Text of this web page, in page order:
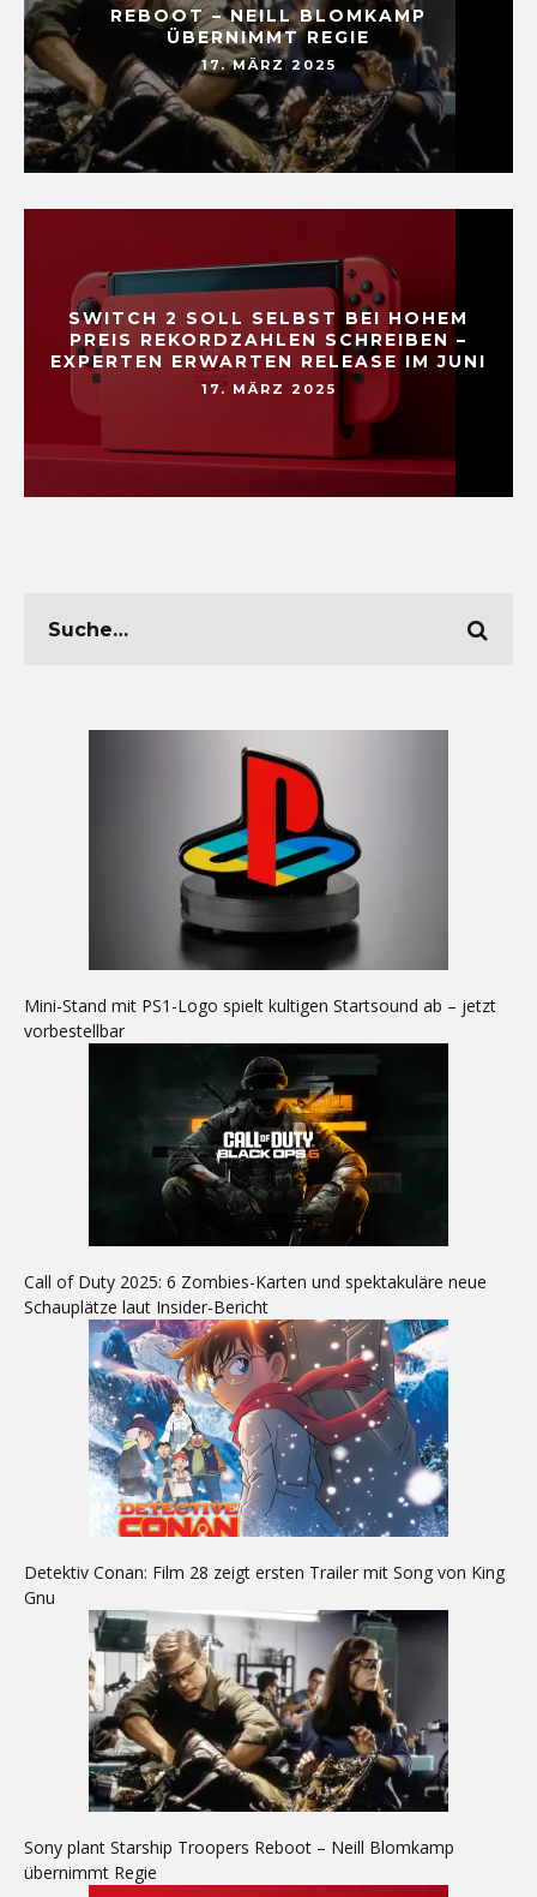
REBOOT – NEILL BLOMKAMP
ÜBERNIMMT REGIE
17. MÄRZ 2025
SWITCH 2 SOLL SELBST BEI HOHEM
PREIS REKORDZAHLEN SCHREIBEN –
EXPERTEN ERWARTEN RELEASE IM JUNI
17. MÄRZ 2025
Mini-Stand mit PS1-Logo spielt kultigen Startsound ab – jetzt
vorbestellbar
Call of Duty 2025: 6 Zombies-Karten und spektakuläre neue
Schauplätze laut Insider-Bericht
Detektiv Conan: Film 28 zeigt ersten Trailer mit Song von King
Gnu
Sony plant Starship Troopers Reboot – Neill Blomkamp
übernimmt Regie